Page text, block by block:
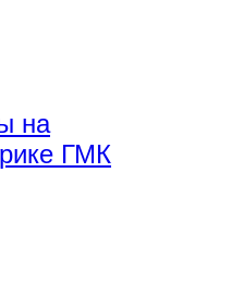
на
ГМК